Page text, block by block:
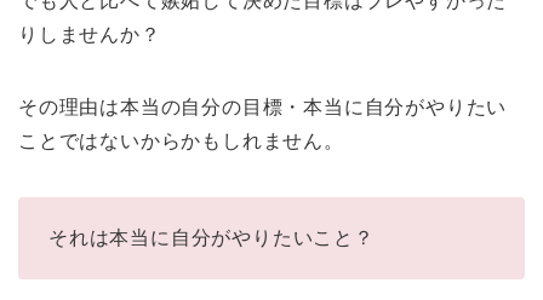
りしませんか？
その理由は本当の自分の目標・本当に自分がやりたい
ことではないからかもしれません。
それは本当に自分がやりたいこと？